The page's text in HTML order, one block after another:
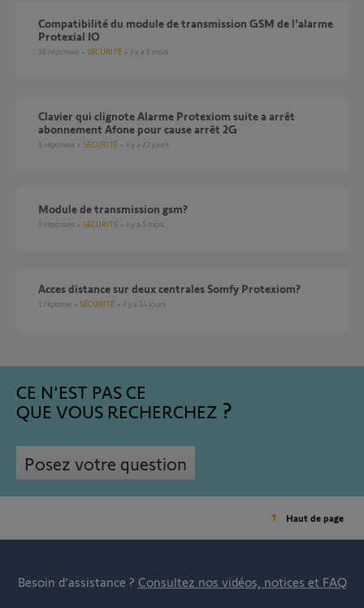
compatibilité du module de transmission GSM de l'alarme
Protexial IO
16 réponses SÉCURITÉ il y a 6 mois
Clavier qui clignote Alarme Protexiom suite a arrêt
abonnement Afone pour cause arrêt 2G
6 réponses SÉCURITÉ il y a 22 jours
module de transmission gsm?
6 réponses SÉCURITÉ il y a 5 mois
Acces distance sur deux centrales Somfy Protexiom?
1 réponse SÉCURITÉ il y a 14 jours
CE N'EST PAS CE
QUE VOUS RECHERCHEZ
Posez votre question
Haut de page
Besoin d’assistance ? Consultez nos vidéos, notices et FAQ